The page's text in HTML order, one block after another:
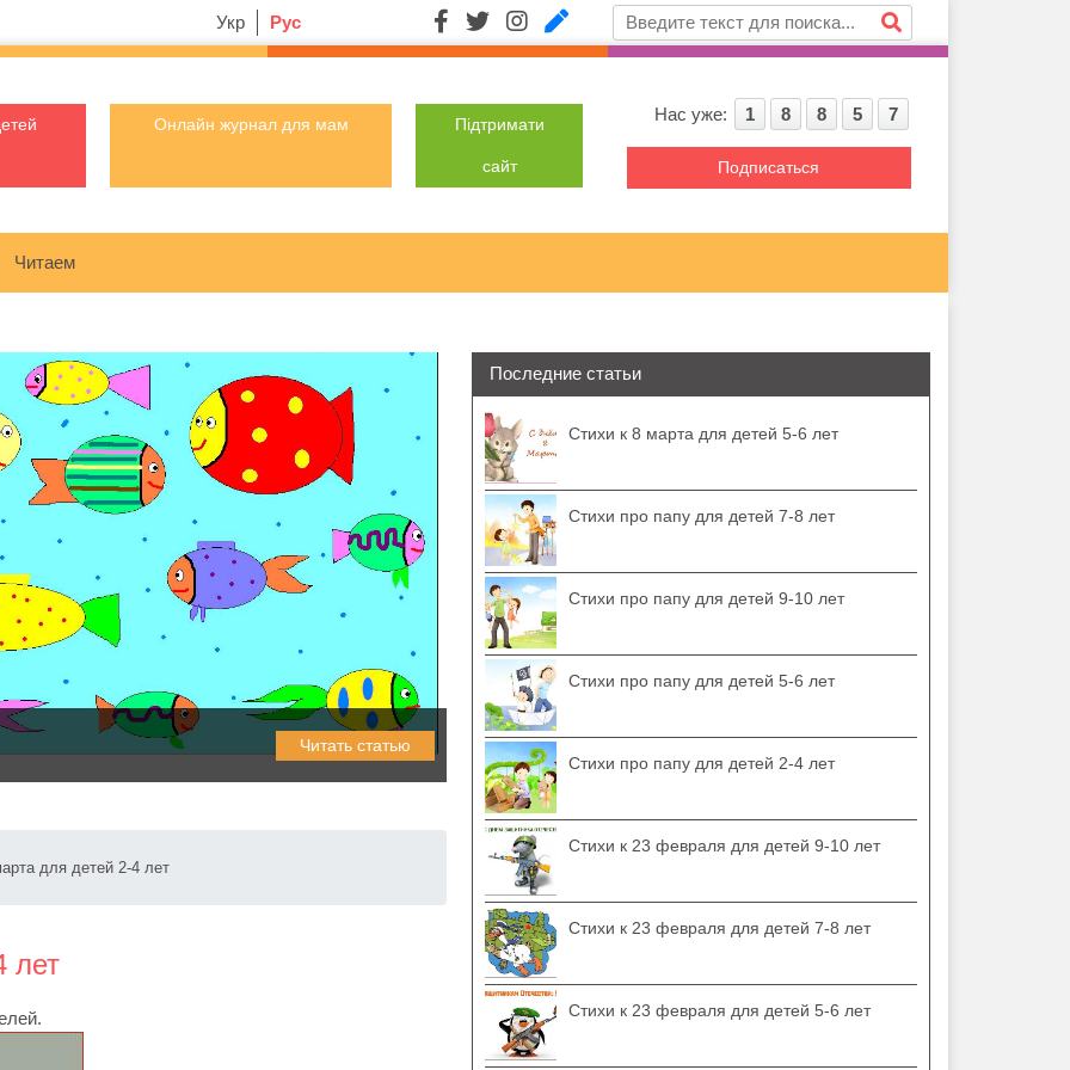
Укр Рус
Онлайн журнал для мам Підтримати
сайт
Нас уже: 1 8 8 5 7
Подписаться
Читаем
Читать статью
для детей 2-4 лет
лет
Последние статьи
Стихи к 8 марта для детей 5-6 лет
Стихи про папу для детей 7-8 лет
Стихи про папу для детей 9-10 лет
Стихи про папу для детей 5-6 лет
Стихи про папу для детей 2-4 лет
Стихи к 23 февраля для детей 9-10 лет
Стихи к 23 февраля для детей 7-8 лет
Стихи к 23 февраля для детей 5-6 лет